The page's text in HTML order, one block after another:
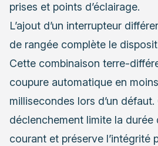
prises et points d’éclairage.
L’ajout d’un interrupteur
de rangée complète le
Cette combinaison terre-
coupure automatique en
millisecondes lors d’un
déclenchement limite la durée
courant et préserve l’intégrité